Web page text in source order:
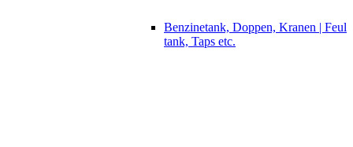
Benzinetank, Doppen, Kranen | Feul
tank, Taps etc.